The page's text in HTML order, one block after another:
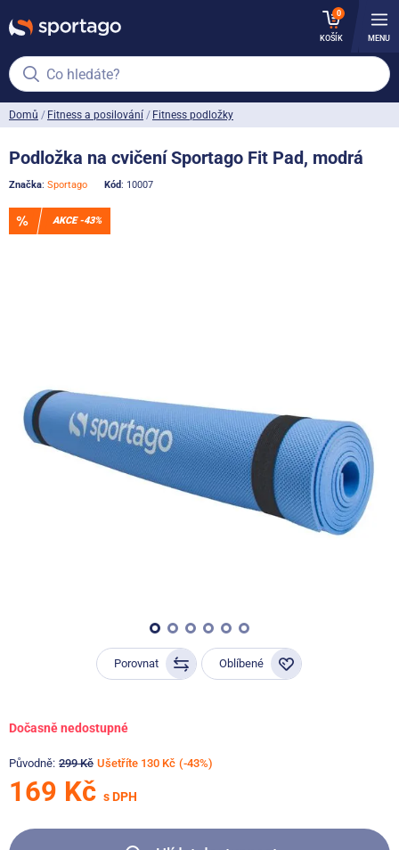
0
KOŠÍK MENU
Co hledáte?
Domů Fitness a posilování Fitness podložky
Značka: Sportago Kód: 10007
Podložka na cvičení Sportago Fit Pad, modrá
Dočasně nedostupné
Původně: 299 Kč Ušetříte 130 Kč (-43%)
169 Kč s DPH
AKCE -43%
Porovnat Oblíbené